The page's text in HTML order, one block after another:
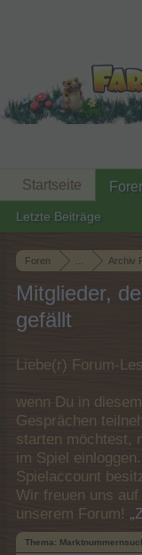
Foren Archiv
Mitglieder,
gefällt
Liebe(r) Forum-
wenn Du in
Gesprächen
starten möchtest,
im Spiel
Spielaccount
Wir freuen uns
unserem Forum!
Thema:
Startseite
Letzte Beiträge